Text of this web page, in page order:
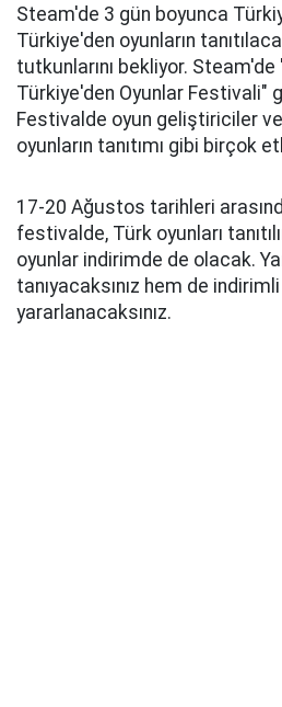
Steam'de 3 gün boyunca
Türkiye'den oyunların
tutkunlarını bekliyor. Steam'de
Türkiye'den Oyunlar Festivali"
Festivalde oyun geliştiriciler
oyunların tanıtımı gibi birçok
17-20 Ağustos tarihleri
festivalde, Türk oyunları
oyunlar indirimde de olacak.
tanıyacaksınız hem de
yararlanacaksınız.